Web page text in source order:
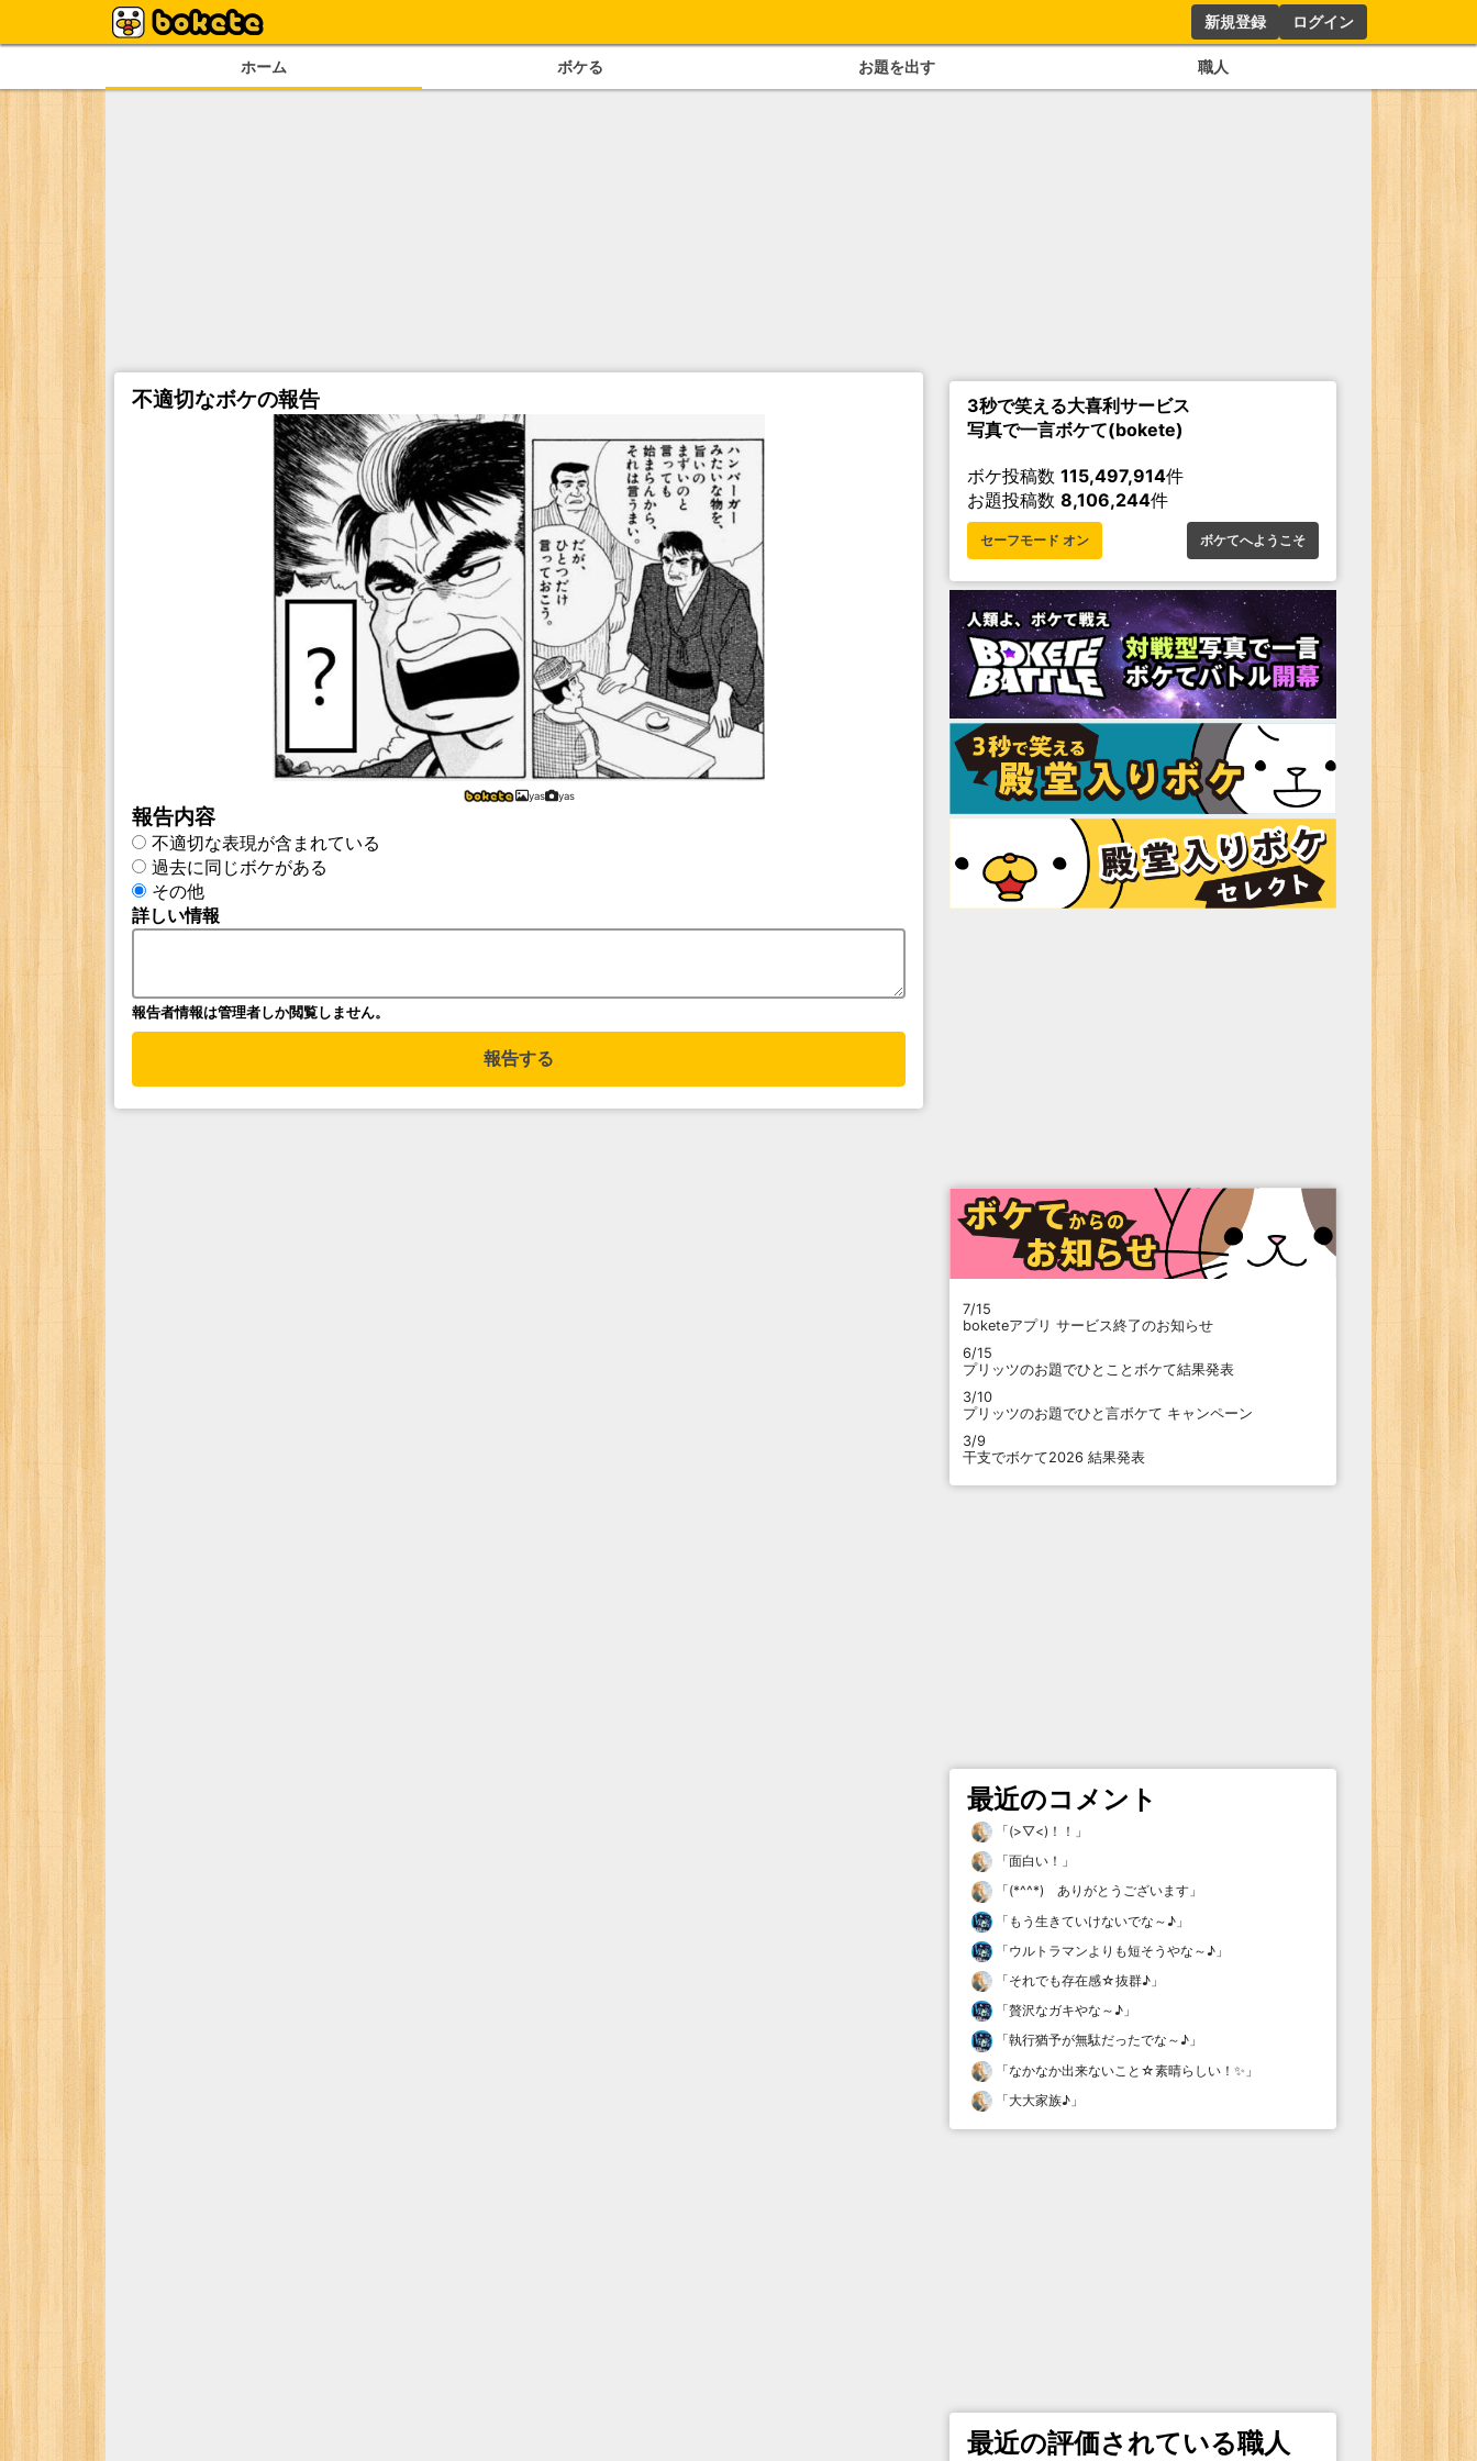
新規登録 ログイン
ホーム ボケる お題を出す 職人
不適切なボケの報告
yas yas
報告内容
不適切な表現が含まれている
過去に同じボケがある
その他
詳しい情報
報告者情報は管理者しか閲覧しません。
報告する
3秒で笑える大喜利サービス
写真で一言ボケて(bokete)
ボケ投稿数 115,497,914件
お題投稿数 8,106,244件
セーフモード オン ボケてへようこそ
7/15
boketeアプリ サービス終了のお知らせ
6/15
プリッツのお題でひとことボケて結果発表
3/10
プリッツのお題でひと言ボケて キャンペーン
3/9
干支でボケて2026 結果発表
最近のコメント
「(>▽<)！！ 」
「面白い！ 」
「(*^^*) ありがとうございます 」
「 もう生きていけないでな～♪ 」
「ウルトラマンよりも短そうやな～♪ 」
「それでも存在感☆抜群♪ 」
「贅沢なガキやな～♪ 」
「執行猶予が無駄だったでな～♪ 」
「なかなか出来ないこと☆素晴らしい！✨ 」
「大大家族♪ 」
最近の評価されている職人